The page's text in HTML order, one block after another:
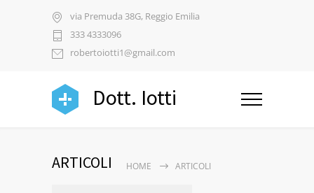
via Premuda 38G, Reggio Emilia
333 4333096
robertoiotti1@gmail.com
Dott. Iotti
ARTICOLI HOME ARTICOLI